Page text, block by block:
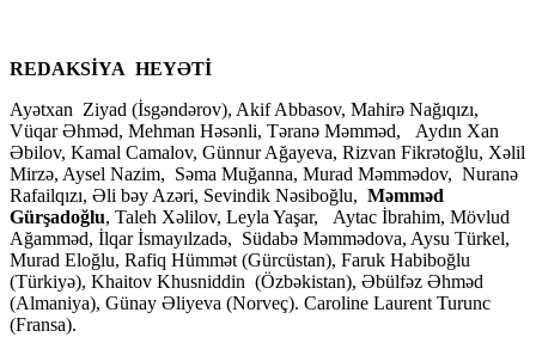
REDAKSİYA HEYƏTİ
Ayətxan Ziyad (İsgəndərov), Akif Abbasov, Mahirə Nağıqızı,
Vüqar Əhməd, Mehman Həsənli, Təranə Məmməd, Aydın Xan
Əbilov, Kamal Camalov, Günnur Ağayeva, Rizvan Fikrətoğlu, Xəlil
Mirzə, Aysel Nazim, Səma Muğanna, Murad Məmmədov, Nuranə
Rafailqızı, Əli bəy Azəri, Sevindik Nəsiboğlu, Məmməd
Gürşadoğlu, Taleh Xəlilov, Leyla Yaşar, Aytac İbrahim, Mövlud
Ağamməd, İlqar İsmayılzadə, Südabə Məmmədova, Aysu Türkel,
Murad Eloğlu, Rafiq Hümmət (Gürcüstan), Faruk Habiboğlu
(Türkiyə), Khaitov Khusniddin (Özbəkistan), Əbülfəz Əhməd
(Almaniya), Günay Əliyeva (Norveç). Caroline Laurent Turunc
(Fransa).